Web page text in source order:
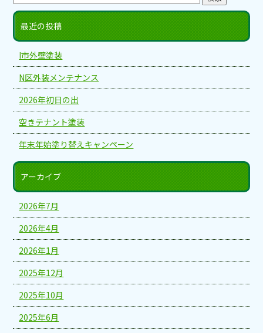
最近の投稿
I市外壁塗装
N区外装メンテナンス
2026年初日の出
空きテナント塗装
年末年始塗り替えキャンペーン
アーカイブ
2026年7月
2026年4月
2026年1月
2025年12月
2025年10月
2025年6月